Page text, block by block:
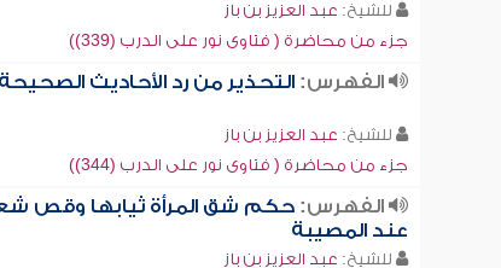
للشيخ: عبد العزيز بن باز
جزء من محاضرة ( فتاوى نور على الدرب (339))
الفهرس:التحذير من رد الأحاديث الصحيحة
للشيخ: عبد العزيز بن باز
جزء من محاضرة ( فتاوى نور على الدرب (344))
الفهرس:حكم شق المرأة ثيابها وقص
عند المصيبة
للشيخ: عبد العزيز بن باز